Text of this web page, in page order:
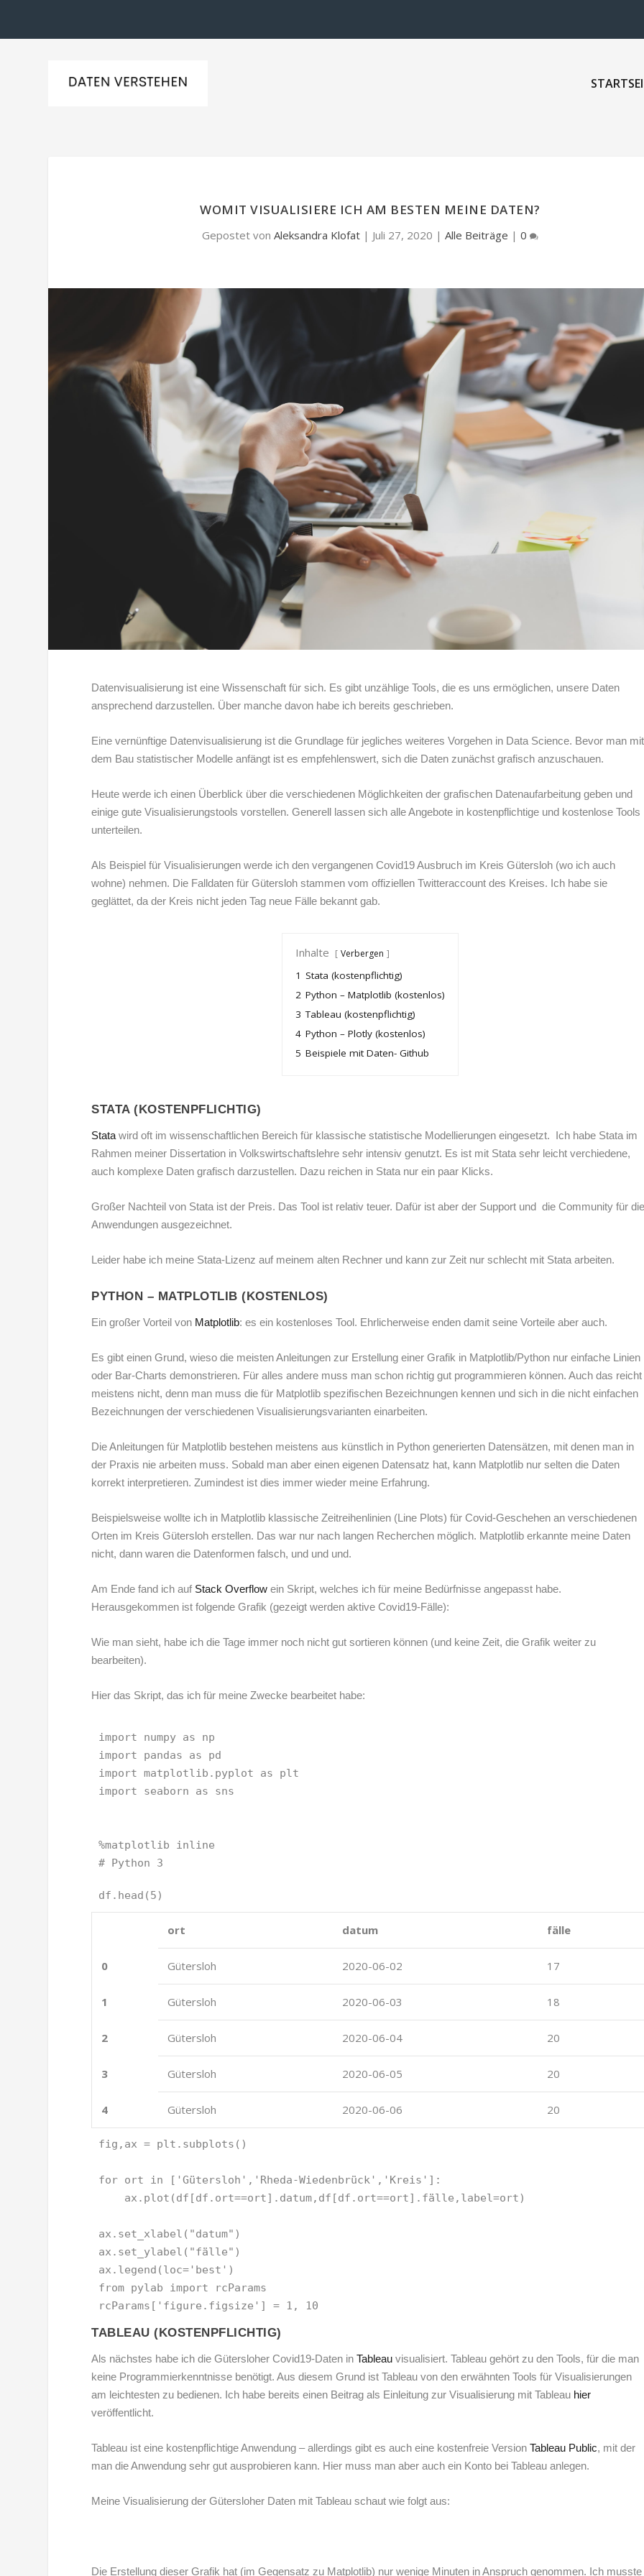
WOMIT VISUALISIERE ICH AM BESTEN MEINE DATEN?
Gepostet von Aleksandra Klofat| Juli 27, 2020 | Alle Beiträge | 0
Datenvisualisierung ist eine Wissenschaft für sich. Es gibt unzählige Tools, die es uns ermöglichen, unsere Daten
ansprechend darzustellen. Über manche davon habe ich bereits geschrieben.
Eine vernünftige Datenvisualisierung ist die Grundlage für jegliches weiteres Vorgehen in Data Science. Bevor man mit
dem Bau statistischer Modelle anfängt ist es empfehlenswert, sich die Daten zunächst grafisch anzuschauen.
Heute werde ich einen Überblick über die verschiedenen Möglichkeiten der grafischen Datenaufarbeitung geben und
einige gute Visualisierungstools vorstellen. Generell lassen sich alle Angebote in kostenpflichtige und kostenlose Tools
unterteilen.
Als Beispiel für Visualisierungen werde ich den vergangenen Covid19 Ausbruch im Kreis Gütersloh (wo ich auch
wohne) nehmen. Die Falldaten für Gütersloh stammen vom offiziellen Twitteraccount des Kreises. Ich habe sie
geglättet, da der Kreis nicht jeden Tag neue Fälle bekannt gab.
Inhalte Verbergen
1 Stata (kostenpflichtig)
2 Python – Matplotlib (kostenlos)
3 Tableau (kostenpflichtig)
4 Python – Plotly (kostenlos)
5 Beispiele mit Daten- Github
STATA (KOSTENPFLICHTIG)
Stata wird oft im wissenschaftlichen Bereich für klassische statistische Modellierungen eingesetzt. Ich habe Stata im
Rahmen meiner Dissertation in Volkswirtschaftslehre sehr intensiv genutzt. Es ist mit Stata sehr leicht verchiedene,
auch komplexe Daten grafisch darzustellen. Dazu reichen in Stata nur ein paar Klicks.
Großer Nachteil von Stata ist der Preis. Das Tool ist relativ teuer. Dafür ist aber der Support und die Community für
Anwendungen ausgezeichnet.
Leider habe ich meine Stata-Lizenz auf meinem alten Rechner und kann zur Zeit nur schlecht mit Stata arbeiten.
PYTHON – MATPLOTLIB (KOSTENLOS)
Ein großer Vorteil von Matplotlib: es ein kostenloses Tool. Ehrlicherweise enden damit seine Vorteile aber auch.
Es gibt einen Grund, wieso die meisten Anleitungen zur Erstellung einer Grafik in Matplotlib/Python nur einfache Linien
oder Bar-Charts demonstrieren. Für alles andere muss man schon richtig gut programmieren können. Auch das reicht
meistens nicht, denn man muss die für Matplotlib spezifischen Bezeichnungen kennen und sich in die nicht einfachen
Bezeichnungen der verschiedenen Visualisierungsvarianten einarbeiten.
Die Anleitungen für Matplotlib bestehen meistens aus künstlich in Python generierten Datensätzen, mit denen man in
der Praxis nie arbeiten muss. Sobald man aber einen eigenen Datensatz hat, kann Matplotlib nur selten die Daten
korrekt interpretieren.Zumindest ist dies immer wieder meine Erfahrung.
Beispielsweise wollte ich in Matplotlib klassische Zeitreihenlinien (Line Plots) für Covid-Geschehen an verschiedenen
Orten im Kreis Gütersloh erstellen. Das war nur nach langen Recherchen möglich. Matplotlib erkannte meine Daten
nicht, dann waren die Datenformen falsch, und und und.
Am Ende fand ich auf Stack Overflow ein Skript, welches ich für meine Bedürfnisse angepasst habe.
Herausgekommen ist folgende Grafik (gezeigt werden aktive Covid19-Fälle):
Wie man sieht, habe ich die Tage immer noch nicht gut sortieren können (und keine Zeit, die Grafik weiter zu
bearbeiten).
Hier das Skript, das ich für meine Zwecke bearbeitet habe:
import numpy as
np
import
pandas as
pd
import matplotlib.pyplot as
plt
import
seaborn as sns
%matplotlib
# Python 3
df . head (5)
ort datum fälle
0 Gütersloh 2020-06-02 17
1 Gütersloh 2020-06-03 18
2 Gütersloh 2020-06-04 20
3 Gütersloh 2020-06-05 20
4 Gütersloh 2020-06-06 20
fig , ax = plt . subplots ()
for ort in [ 'Gütersloh' , 'Rheda-Wiedenbrück' , 'Kreis' ]:
ax . plot (df [df . ort==ort] . datum, df [df . ort==ort] . fälle , label=ort)
ax . set_xlabel ( "datum" )
ax . set_ylabel ( "fälle" )
ax . legend (loc= 'best' )
from pylab import
rcParams
rcParams [ 'figure.figsize' ] = 1 , 10
TABLEAU (KOSTENPFLICHTIG)
Als nächstes habe ich die Gütersloher Covid19-Daten inTableau visualisiert. Tableau gehört zu den Tools, für die man
keine Programmierkenntnisse benötigt. Aus diesem Grund ist Tableau von den erwähnten Tools für Visualisierungen
am leichtesten zu bedienen. Ich habe bereits einen Beitrag als Einleitung zur Visualisierung mit Tableau hier
veröffentlicht.
Tableau ist eine kostenpflichtige Anwendung – allerdings gibt es auch eine kostenfreie VersionTableau Public, mit der
man die Anwendung sehr gut ausprobieren kann. Hier muss man aber auch ein Konto bei Tableau anlegen.
Meine Visualisierung der Gütersloher Daten mit Tableau schaut wie folgt aus:
Die Erstellung dieser Grafik hat (im Gegensatz zu Matplotlib) nur wenige Minuten in Anspruch genommen. Ich musste